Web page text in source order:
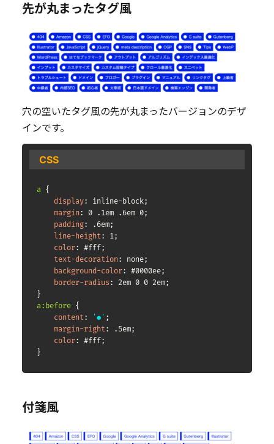
先が丸まったタグ風
穴の空いたタグ風の先が丸まったバージョンのデザ
インです。
CSS
a {
display: inline-block;
margin: 0 .1em .6em 0;
padding: .6em;
line-height: 1;
color: #fff ;
text-decoration: none;
background-color: #0000ee;
border-radius : 2em 0 0 2em;
}
a:before {
content: '●' ;
margin-right: .5em;
color: #fff ;
}
付箋風